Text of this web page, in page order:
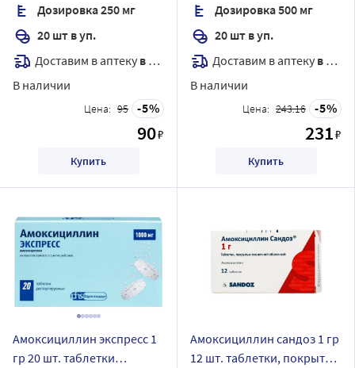
Дозировка 250 мг
20 шт в уп.
Доставим в аптеку в течение 7 дней
В наличии
Цена: 95 5
90₽
Купить
Дозировка 500 мг
20 шт в уп.
Доставим в аптеку в течение 7 дней
В наличии
Цена: 243.16 5
231₽
Купить
Амоксициллин экспресс 1
гр 20 шт. таблетки
Амоксициллин сандоз 1 гр
12 шт. таблетки, покрытые